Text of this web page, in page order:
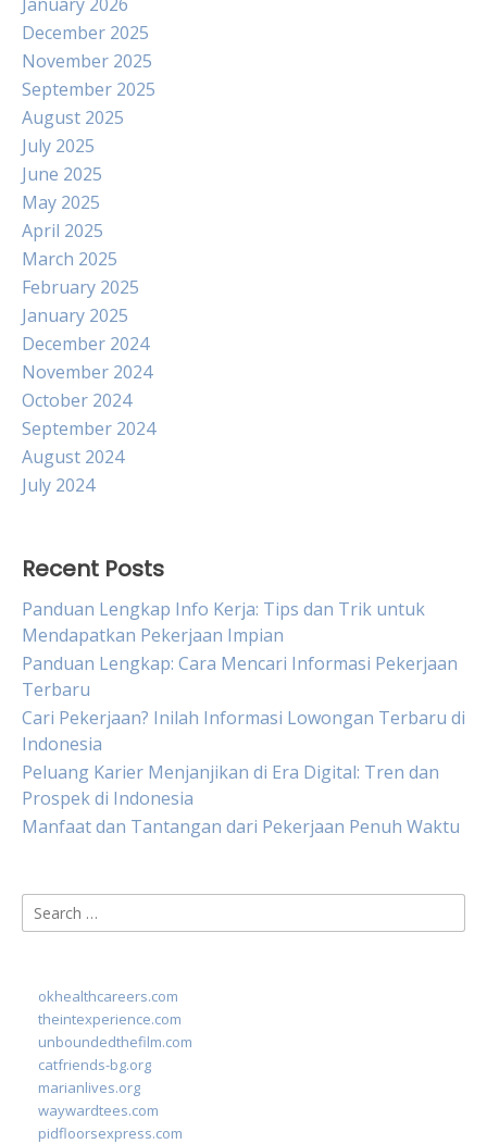
December 2025
November 2025
September 2025
August 2025
July 2025
June 2025
May 2025
April 2025
March 2025
February 2025
January 2025
December 2024
November 2024
October 2024
September 2024
August 2024
July 2024
Recent Posts
Panduan Lengkap Info Kerja: Tips dan Trik untuk
Mendapatkan Pekerjaan Impian
Panduan Lengkap: Cara Mencari Informasi Pekerjaan
Terbaru
Cari Pekerjaan? Inilah Informasi Lowongan Terbaru di
Indonesia
Peluang Karier Menjanjikan di Era Digital: Tren dan
Prospek di Indonesia
Manfaat dan Tantangan dari Pekerjaan Penuh Waktu
Search
for:
okhealthcareers.com
theintexperience.com
unboundedthefilm.com
catfriends-bg.org
marianlives.org
waywardtees.com
pidfloorsexpress.com